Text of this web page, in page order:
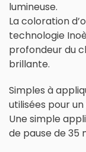
lumineuse.
La coloration
technologie
profondeur du
brillante.
Simples à
utilisées pour
Une simple
de pause de 35